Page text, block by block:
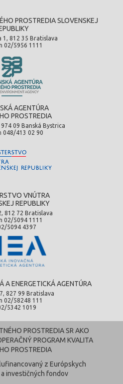
PROSTREDIA SLOVENSKEJ
1, 812 35 Bratislava
02/5956 1111
AGENTÚRA
PROSTREDIA
09 Banská Bystrica
048/413 02 90
VNÚTRA
REPUBLIKY
812 72 Bratislava
02/5094 1111
5094 4397
A ENERGETICKÁ AGENTÚRA
827 99 Bratislava
02/58248 111
5342 1019
PROSTREDIA SR AKO
PROGRAM KVALITA
PROSTREDIA
z Európskych
investičných fondov